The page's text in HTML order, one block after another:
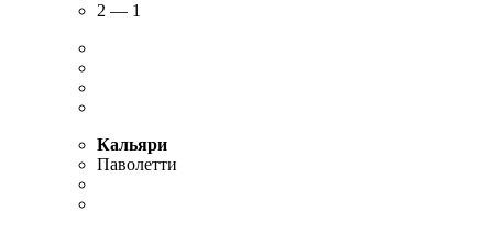
2 — 1
Кальяри
Паволетти